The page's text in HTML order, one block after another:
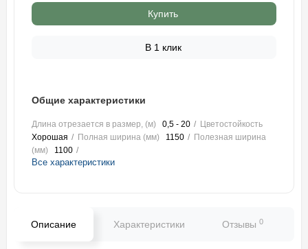
Купить
В 1 клик
Общие характеристики
Длина отрезается в размер, (м) 0,5 - 20
Цветостойкость
Хорошая
Полная ширина (мм) 1150
Полезная ширина
(мм)
1100
Все характеристики
Описание Характеристики Отзывы 0